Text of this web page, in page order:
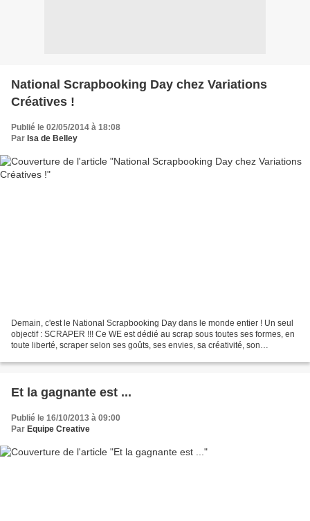
National Scrapbooking Day chez Variations
Créatives !
Publié le 02/05/2014 à 18:08
Par Isa de Belley
Demain, c'est le National Scrapbooking Day dans le monde entier ! Un seul
objectif : SCRAPER !!! Ce WE est dédié au scrap sous toutes ses formes, en
toute liberté, scraper selon ses goûts, ses envies, sa créativité, son
Et la gagnante est ...
Publié le 16/10/2013 à 09:00
Par Equipe Creative